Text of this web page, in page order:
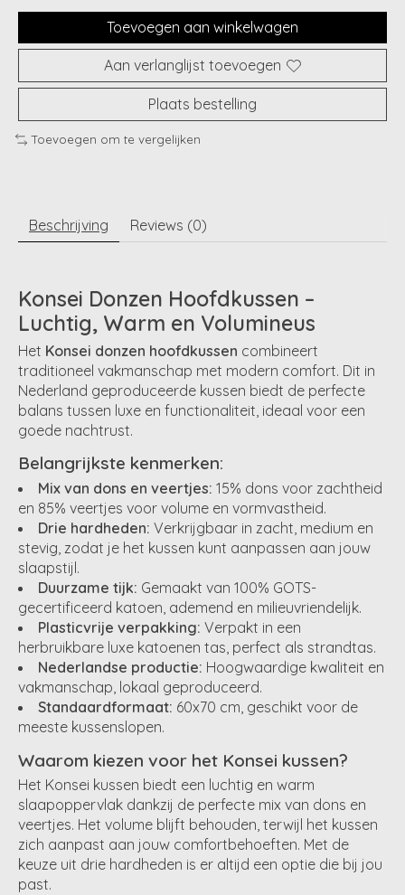
Toevoegen aan winkelwagen
Aan verlanglijst toevoegen
Plaats bestelling
Toevoegen om te vergelijken
Beschrijving Reviews (0)
Konsei Donzen Hoofdkussen –
Luchtig, Warm en Volumineus
Het Konsei donzen hoofdkussen combineert
traditioneel vakmanschap met modern comfort. Dit in
Nederland geproduceerde kussen biedt de perfecte
balans tussen luxe en functionaliteit, ideaal voor een
goede nachtrust.
Belangrijkste kenmerken:
Mix van dons en veertjes: 15% dons voor zachtheid
en 85% veertjes voor volume en vormvastheid.
Drie hardheden: Verkrijgbaar in zacht, medium en
stevig, zodat je het kussen kunt aanpassen aan jouw
slaapstijl.
Duurzame tijk: Gemaakt van 100% GOTS-
gecertificeerd katoen, ademend en milieuvriendelijk.
Plasticvrije verpakking: Verpakt in een
herbruikbare luxe katoenen tas, perfect als strandtas.
Nederlandse productie: Hoogwaardige kwaliteit en
vakmanschap, lokaal geproduceerd.
Standaardformaat: 60x70 cm, geschikt voor de
meeste kussenslopen.
Waarom kiezen voor het Konsei kussen?
Het Konsei kussen biedt een luchtig en warm
slaapoppervlak dankzij de perfecte mix van dons en
veertjes. Het volume blijft behouden, terwijl het kussen
zich aanpast aan jouw comfortbehoeften. Met de
keuze uit drie hardheden is er altijd een optie die bij jou
past.